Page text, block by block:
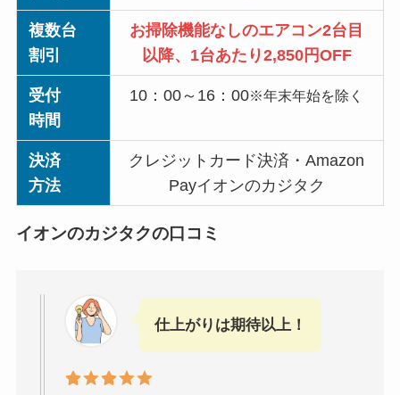
複数台
割引
お掃除機能なしのエアコン2台目
以降、1台あたり2,850円OFF
受付
時間
10：00～16：00※年末年始を除く
決済
方法
クレジットカード決済・Amazon
Payイオンのカジタク
イオンのカジタクの口コミ
仕上がりは期待以上！